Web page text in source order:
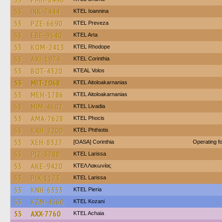
53 INK-7444 KTEL Ioannina
53 PZE-6690 KTEL Preveza
53 EBE-9540 KTEL Arta
53 KOM-2413 KTEL Rhodope
53 AXI-1974 KTEL Corinthia
53 BOT-4320 KTEAL Volos
53 MIT-2068 KTEL Aitoloakarnanias
53 MEH-1786 KTEL Aitoloakarnanias
53 MIM-4602 KTEL Livadia
53 AMA-7628 ΚΤΕL Phocis
53 KAH-2200 ΚΤΕL Phthiotis
53 XEH-8327 [OASA] Corinthia Operating
53 PIZ-3788 KTEL Larissa
53 AKE-9420 ΚΤΕΛ Λακωνίας
53 PIX-1173 KTEL Larissa
53 KNH-6353 KTEL Pieria
53 KZM-4560 ΚΤΕL Kozani
53 AXX-7760 KTEL Achaia